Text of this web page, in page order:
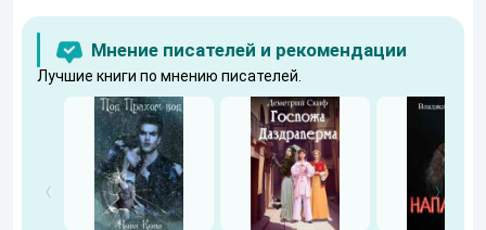
Мнение писателей и рекомендации
Лучшие книги по мнению писателей.